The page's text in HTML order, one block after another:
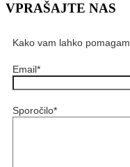
VPRAŠAJTE NAS
Kako vam lahko
Email*
Sporočilo*